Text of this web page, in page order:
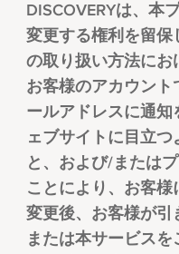
DISCOVERYは、本
変更する権利を留
の取り扱い方法にお
お客様のアカウント
ールアドレスに通知
ェブサイトに目立
と、および/または
ことにより、お客
変更後、お客様が
または本サービス